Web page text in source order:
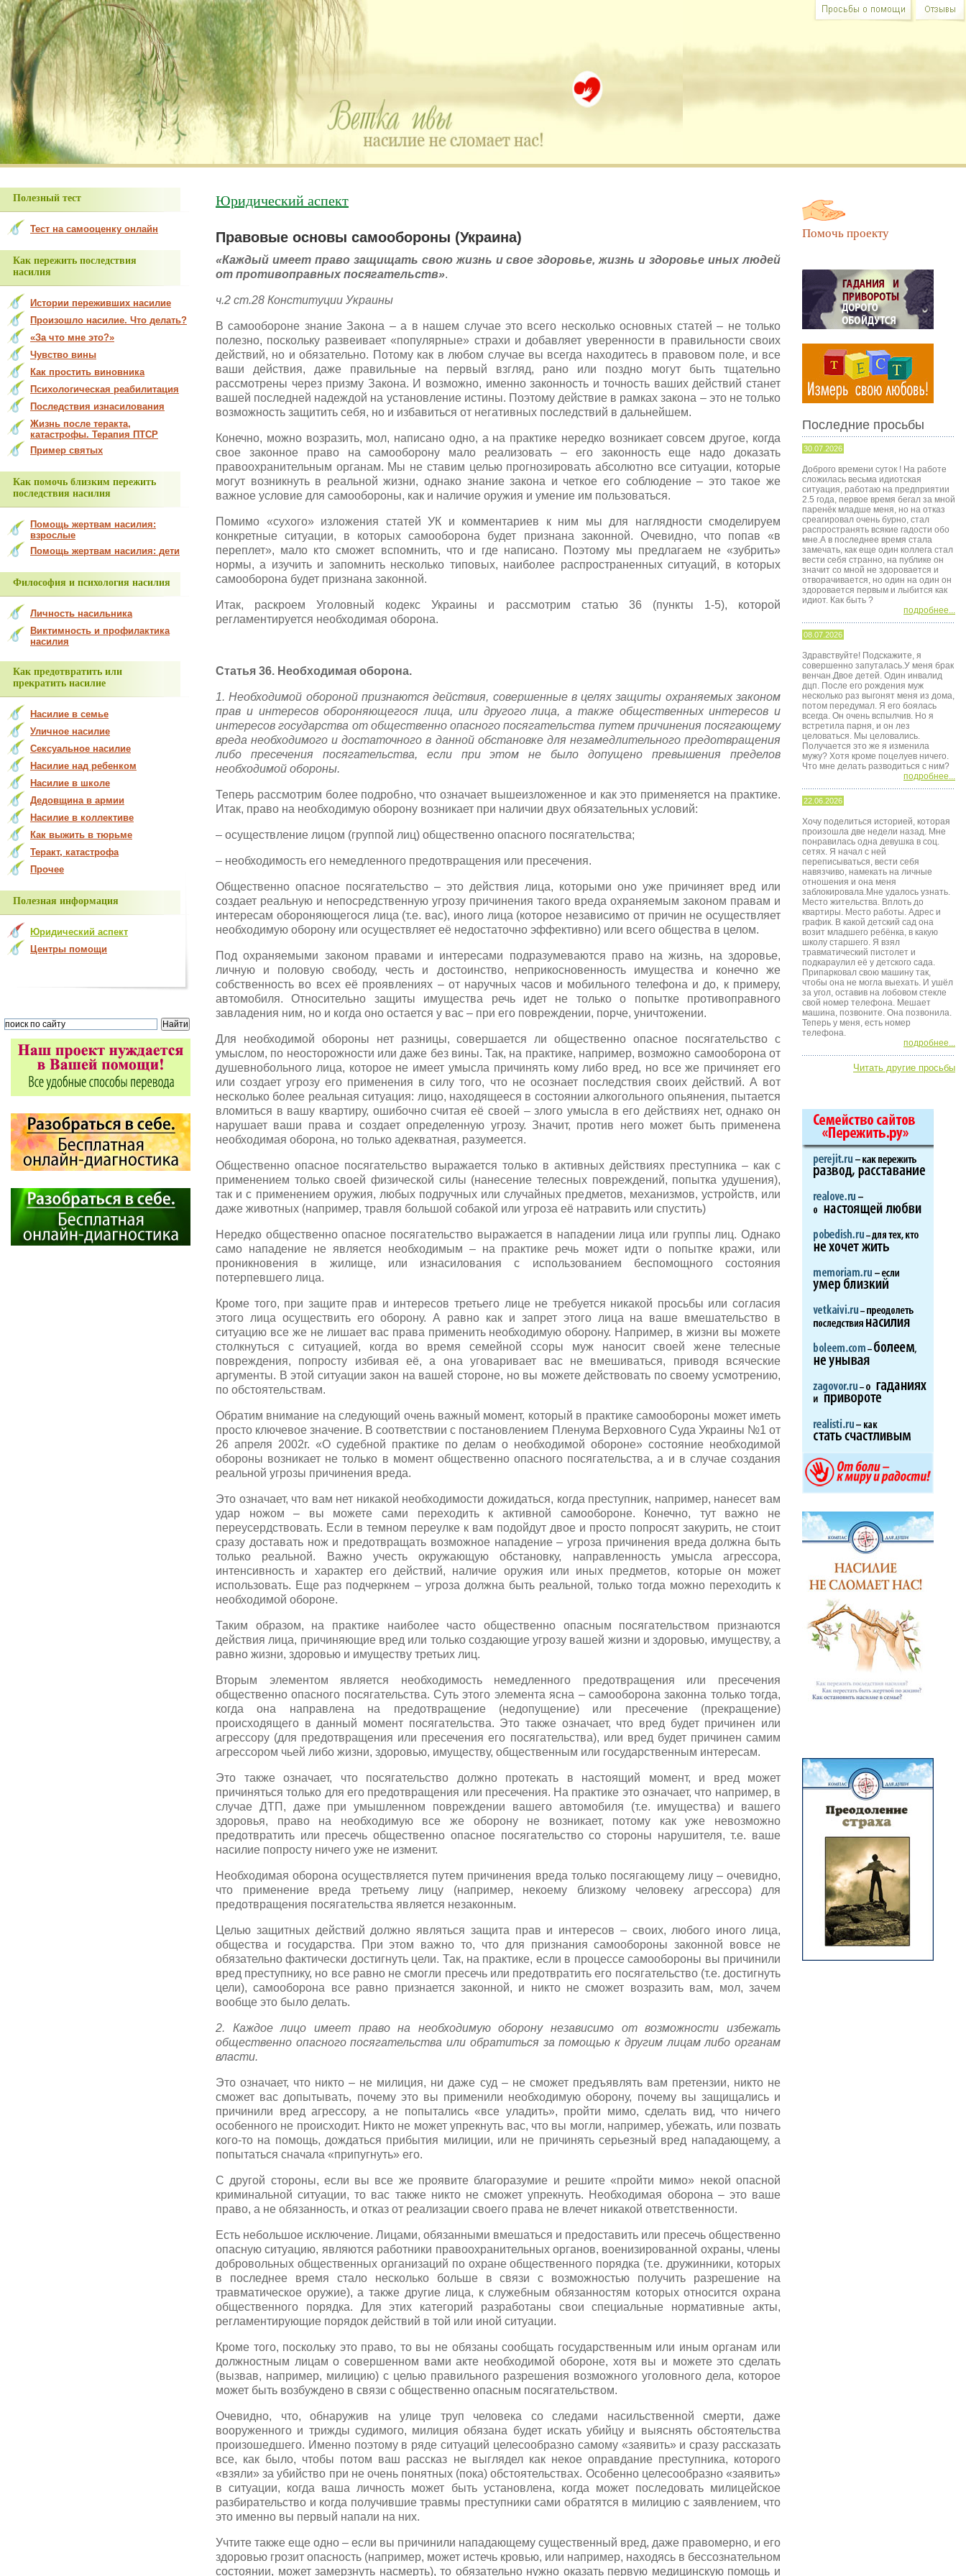
В разделе «Просьбы о помощи» много историй, авторы которых остро нуждаются в Вашем участии и совете.
Юридический аспект
Правовые основы самообороны (Украина)
«Каждый имеет право защищать свою жизнь и свое здоровье, жизнь и здоровье иных людей
от противоправных посягательств».
ч.2 ст.28 Конституции Украины
В самообороне знание Закона – а в нашем случае это всего несколько основных статей – не только
полезно, поскольку развеивает «популярные» страхи и добавляет уверенности в правильности своих
действий, но и обязательно. Потому как в любом случае вы всегда находитесь в правовом поле, и все
ваши действия, даже правильные на первый взгляд, рано или поздно могут быть тщательно
рассмотрены через призму Закона. И возможно, именно законность и точность ваших действий станет
вашей последней надеждой на установление истины. Поэтому действие в рамках закона – это не только
возможность защитить себя, но и избавиться от негативных последствий в дальнейшем.
Конечно, можно возразить, мол, написано одно, а на практике нередко возникает совсем другое, когда
свое законное право на самооборону мало реализовать – его законность еще надо доказать
правоохранительным органам. Мы не ставим целью прогнозировать абсолютно все ситуации, которые
могут возникнуть в реальной жизни, однако знание закона и четкое его соблюдение – это такое же
важное условие для самообороны, как и наличие оружия и умение им пользоваться.
Помимо «сухого» изложения статей УК и комментариев к ним мы для наглядности смоделируем
конкретные ситуации, в которых самооборона будет признана законной. Очевидно, что попав «в
переплет», мало кто сможет вспомнить, что и где написано. Поэтому мы предлагаем не «зубрить»
нормы, а изучить и запомнить несколько типовых, наиболее распространенных ситуаций, в которых
самооборона будет признана законной.
Итак, раскроем Уголовный кодекс Украины и рассмотрим статью 36 (пункты 1-5), которой
регламентируется необходимая оборона.
Статья 36. Необходимая оборона.
1. Необходимой обороной признаются действия, совершенные в целях защиты охраняемых законом
прав и интересов обороняющегося лица, или другого лица, а также общественных интересов и
интересов государства от общественно опасного посягательства путем причинения посягающему
вреда необходимого и достаточного в данной обстановке для незамедлительного предотвращения
либо пресечения посягательства, если при этом не было допущено превышения пределов
необходимой обороны.
Теперь рассмотрим более подробно, что означает вышеизложенное и как это применяется на практике.
Итак, право на необходимую оборону возникает при наличии двух обязательных условий:
– осуществление лицом (группой лиц) общественно опасного посягательства;
– необходимость его немедленного предотвращения или пресечения.
Общественно опасное посягательство – это действия лица, которыми оно уже причиняет вред или
создает реальную и непосредственную угрозу причинения такого вреда охраняемым законом правам и
интересам обороняющегося лица (т.е. вас), иного лица (которое независимо от причин не осуществляет
необходимую оборону или осуществляет её недостаточно эффективно) или всего общества в целом.
Под охраняемыми законом правами и интересами подразумеваются право на жизнь, на здоровье,
личную и половую свободу, честь и достоинство, неприкосновенность имущества и конечно же
собственность во всех её проявлениях – от наручных часов и мобильного телефона и до, к примеру,
автомобиля. Относительно защиты имущества речь идет не только о попытке противоправного
завладения ним, но и когда оно остается у вас – при его повреждении, порче, уничтожении.
Для необходимой обороны нет разницы, совершается ли общественно опасное посягательство с
умыслом, по неосторожности или даже без вины. Так, на практике, например, возможно самооборона от
душевнобольного лица, которое не имеет умысла причинять кому либо вред, но все же причиняет его
или создает угрозу его применения в силу того, что не осознает последствия своих действий. А вот
несколько более реальная ситуация: лицо, находящееся в состоянии алкогольного опьянения, пытается
вломиться в вашу квартиру, ошибочно считая её своей – злого умысла в его действиях нет, однако он
нарушает ваши права и создает определенную угрозу. Значит, против него может быть применена
необходимая оборона, но только адекватная, разумеется.
Общественно опасное посягательство выражается только в активных действиях преступника – как с
применением только своей физической силы (нанесение телесных повреждений, попытка удушения),
так и с применением оружия, любых подручных или случайных предметов, механизмов, устройств, или
даже животных (например, травля большой собакой или угроза её натравить или спустить)
Нередко общественно опасное посягательство выражается в нападении лица или группы лиц. Однако
само нападение не является необходимым – на практике речь может идти о попытке кражи, или
проникновения в жилище, или изнасилования с использованием беспомощного состояния
потерпевшего лица.
Кроме того, при защите прав и интересов третьего лице не требуется никакой просьбы или согласия
этого лица осуществить его оборону. А равно как и запрет этого лица на ваше вмешательство в
ситуацию все же не лишает вас права применить необходимую оборону. Например, в жизни вы можете
столкнуться с ситуацией, когда во время семейной ссоры муж наносит своей жене телесные
повреждения, попросту избивая её, а она уговаривает вас не вмешиваться, приводя всяческие
аргументы. В этой ситуации закон на вашей стороне, но вы можете действовать по своему усмотрению,
по обстоятельствам.
Обратим внимание на следующий очень важный момент, который в практике самообороны может иметь
просто ключевое значение. В соответствии с постановлением Пленума Верховного Суда Украины №1 от
26 апреля 2002г. «О судебной практике по делам о необходимой обороне» состояние необходимой
обороны возникает не только в момент общественно опасного посягательства, а и в случае создания
реальной угрозы причинения вреда.
Это означает, что вам нет никакой необходимости дожидаться, когда преступник, например, нанесет вам
удар ножом – вы можете сами переходить к активной самообороне. Конечно, тут важно не
переусердствовать. Если в темном переулке к вам подойдут двое и просто попросят закурить, не стоит
сразу доставать нож и предотвращать возможное нападение – угроза причинения вреда должна быть
только реальной. Важно учесть окружающую обстановку, направленность умысла агрессора,
интенсивность и характер его действий, наличие оружия или иных предметов, которые он может
использовать. Еще раз подчеркнем – угроза должна быть реальной, только тогда можно переходить к
необходимой обороне.
Таким образом, на практике наиболее часто общественно опасным посягательством признаются
действия лица, причиняющие вред или только создающие угрозу вашей жизни и здоровью, имуществу, а
равно жизни, здоровью и имуществу третьих лиц.
Вторым элементом является необходимость немедленного предотвращения или пресечения
общественно опасного посягательства. Суть этого элемента ясна – самооборона законна только тогда,
когда она направлена на предотвращение (недопущение) или пресечение (прекращение)
происходящего в данный момент посягательства. Это также означает, что вред будет причинен или
агрессору (для предотвращения или пресечения его посягательства), или вред будет причинен самим
агрессором чьей либо жизни, здоровью, имуществу, общественным или государственным интересам.
Это также означает, что посягательство должно протекать в настоящий момент, и вред может
причиняться только для его предотвращения или пресечения. На практике это означает, что например, в
случае ДТП, даже при умышленном повреждении вашего автомобиля (т.е. имущества) и вашего
здоровья, право на необходимую все же оборону не возникает, потому как уже невозможно
предотвратить или пресечь общественно опасное посягательство со стороны нарушителя, т.е. ваше
насилие попросту ничего уже не изменит.
Необходимая оборона осуществляется путем причинения вреда только посягающему лицу – очевидно,
что применение вреда третьему лицу (например, некоему близкому человеку агрессора) для
предотвращения посягательства является незаконным.
Целью защитных действий должно являться защита прав и интересов – своих, любого иного лица,
общества и государства. При этом важно то, что для признания самообороны законной вовсе не
обязательно фактически достигнуть цели. Так, на практике, если в процессе самообороны вы причинили
вред преступнику, но все равно не смогли пресечь или предотвратить его посягательство (т.е. достигнуть
цели), самооборона все равно признается законной, и никто не сможет возразить вам, мол, зачем
вообще это было делать.
2. Каждое лицо имеет право на необходимую оборону независимо от возможности избежать
общественно опасного посягательства или обратиться за помощью к другим лицам либо органам
власти.
Это означает, что никто – не милиция, ни даже суд – не сможет предъявлять вам претензии, никто не
сможет вас допытывать, почему это вы применили необходимую оборону, почему вы защищались и
причинили вред агрессору, а не попытались «все уладить», пройти мимо, сделать вид, что ничего
особенного не происходит. Никто не может упрекнуть вас, что вы могли, например, убежать, или позвать
кого-то на помощь, дождаться прибытия милиции, или не причинять серьезный вред нападающему, а
попытаться сначала «припугнуть» его.
С другой стороны, если вы все же проявите благоразумие и решите «пройти мимо» некой опасной
криминальной ситуации, то вас также никто не сможет упрекнуть. Необходимая оборона – это ваше
право, а не обязанность, и отказ от реализации своего права не влечет никакой ответственности.
Есть небольшое исключение. Лицами, обязанными вмешаться и предоставить или пресечь общественно
опасную ситуацию, являются работники правоохранительных органов, военизированной охраны, члены
добровольных общественных организаций по охране общественного порядка (т.е. дружинники, которых
в последнее время стало несколько больше в связи с возможностью получить разрешение на
травматическое оружие), а также другие лица, к служебным обязанностям которых относится охрана
общественного порядка. Для этих категорий разработаны свои специальные нормативные акты,
регламентирующие порядок действий в той или иной ситуации.
Кроме того, поскольку это право, то вы не обязаны сообщать государственным или иным органам или
должностным лицам о совершенном вами акте необходимой обороне, хотя вы и можете это сделать
(вызвав, например, милицию) с целью правильного разрешения возможного уголовного дела, которое
может быть возбуждено в связи с общественно опасным посягательством.
Очевидно, что, обнаружив на улице труп человека со следами насильственной смерти, даже
вооруженного и трижды судимого, милиция обязана будет искать убийцу и выяснять обстоятельства
произошедшего. Именно поэтому в ряде ситуаций целесообразно самому «заявить» и сразу рассказать
все, как было, чтобы потом ваш рассказ не выглядел как некое оправдание преступника, которого
«взяли» за убийство при не очень понятных (пока) обстоятельствах. Особенно целесообразно «заявить»
в ситуации, когда ваша личность может быть установлена, когда может последовать милицейское
разбирательство и когда получившие травмы преступники сами обратятся в милицию с заявлением, что
это именно вы первый напали на них.
Учтите также еще одно – если вы причинили нападающему существенный вред, даже правомерно, и его
здоровью грозит опасность (например, может истечь кровью, или например, находясь в бессознательном
состоянии, может замерзнуть насмерть), то обязательно нужно оказать первую медицинскую помощь и
Полезный тест
Тест на самооценку онлайн
Как пережить последствия
насилия
Истории переживших насилие
Произошло насилие. Что делать?
«За что мне это?»
Чувство вины
Как простить виновника
Психологическая реабилитация
Последствия изнасилования
Жизнь после теракта,
катастрофы. Терапия ПТСР
Пример святых
Как помочь близким пережить
последствия насилия
Помощь жертвам насилия:
взрослые
Помощь жертвам насилия: дети
Философия и психология насилия
Личность насильника
Виктимность и профилактика
насилия
Как предотвратить или
прекратить насилие
Насилие в семье
Уличное насилие
Сексуальное насилие
Насилие над ребенком
Насилие в школе
Дедовщина в армии
Насилие в коллективе
Как выжить в тюрьме
Теракт, катастрофа
Прочее
Полезная информация
Юридический аспект
Центры помощи
Помочь проекту
Последние просьбы
30.07.2026
Доброго времени суток ! На работе
сложилась весьма идиотская
ситуация, работаю на предприятии
2.5 года, первое время бегал за мной
паренёк младше меня, но на отказ
среагировал очень бурно, стал
распространять всякие гадости обо
мне.А в последнее время стала
замечать, как еще один коллега стал
вести себя странно, на публике он
значит со мной не здоровается и
отворачивается, но один на один он
здоровается первым и лыбится как
идиот. Как быть ?
подробнее...
08.07.2026
Здравствуйте! Подскажите, я
совершенно запуталась.У меня брак
венчан.Двое детей. Один инвалид
дцп. После его рождения муж
несколько раз выгонят меня из дома,
потом передумал. Я его боялась
всегда. Он очень вспылчив. Но я
встретила парня, и он лез
целоваться. Мы целовались.
Получается это же я изменила
мужу? Хотя кроме поцелуев ничего.
Что мне делать разводиться с ним?
подробнее...
22.06.2026
Хочу поделиться историей, которая
произошла две недели назад. Мне
понравилась одна девушка в соц.
сетях. Я начал с ней
переписываться, вести себя
навязчиво, намекать на личные
отношения и она меня
заблокировала.Мне удалось узнать.
Место жительства. Вплоть до
квартиры. Место работы. Адрес и
график. В какой детский сад она
возит младшего ребёнка, в какую
школу старшего. Я взял
травматический пистолет и
подкараулил её у детского сада.
Припарковал свою машину так,
чтобы она не могла выехать. И ушёл
за угол, оставив на лобовом стекле
свой номер телефона. Мешает
машина, позвоните. Она позвонила.
Теперь у меня, есть номер
телефона.
подробнее...
Читать другие просьбы